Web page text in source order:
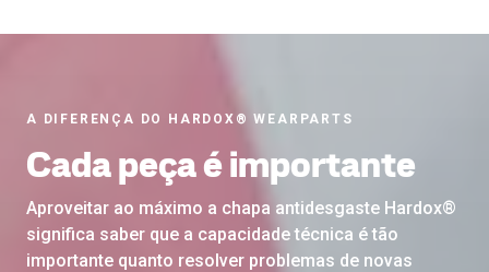
A DIFERENÇA DO HARDOX® WEARPARTS
Cada peça é importante
Aproveitar ao máximo a chapa antidesgaste Hardox®
significa saber que a capacidade técnica é tão
importante quanto resolver problemas de novas